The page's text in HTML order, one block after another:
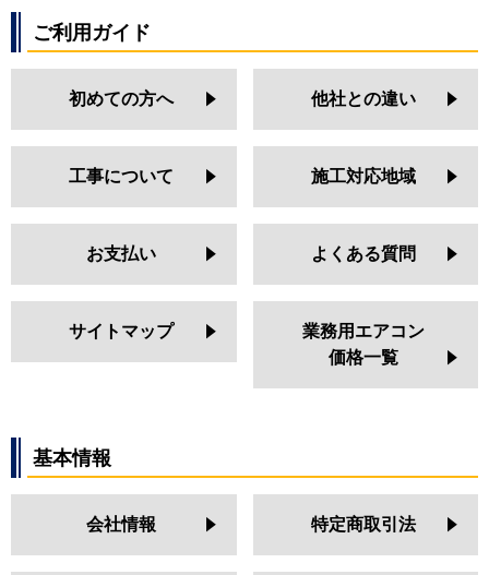
ご利用ガイド
初めての方へ 他社との違い
工事について 施工対応地域
お支払い よくある質問
サイトマップ
業務用エアコン
価格一覧
基本情報
会社情報 特定商取引法